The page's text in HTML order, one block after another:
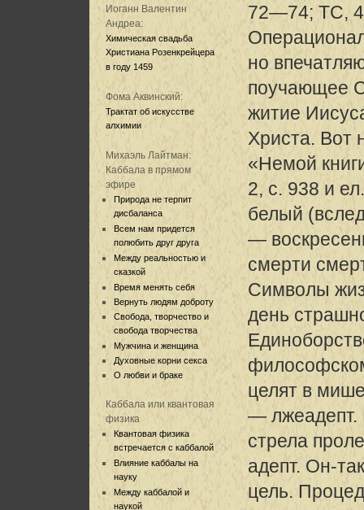
Иоганн Валентин
Андреа:
Химическая свадьба
Христиана Розенкрейцера
в году 1459
Фома Аквинский:
Трактат об искусстве
алхимии
Михаэль Лайтман:
Каббала в прямом
эфире
Природа не терпит
дисбаланса
Всем нам придется
полюбить друг друга
Между реальностью и
сказкой
Время менять себя
Вернуть людям доброту
Свобода, творчество и
свобода творчества
Мужчина и женщина
Духовные корни секса
О любви и браке
Каббала или квантовая
физика
Квантовая физика
встречается с каббалой
Влияние каббалы на
науку
Между каббалой и
наукой
72—74; ТС,
но
поучающее
житие
Христа. Вот
«Немой
2, с. 938 и
белый
—
смерти
Символы
день
целят в
— лжеадепт.
стрела
адепт. Он-
цель.